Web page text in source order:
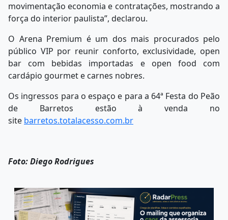
movimentação economia e contratações, mostrando a
força do interior paulista”, declarou.
O Arena Premium é um dos mais procurados pelo
público VIP por reunir conforto, exclusividade, open
bar com bebidas importadas e open food com
cardápio gourmet e carnes nobres.
Os ingressos para o espaço e para a 64ª Festa do Peão
de Barretos estão à venda no
site barretos.totalacesso.com.br
Foto: Diego Rodrigues